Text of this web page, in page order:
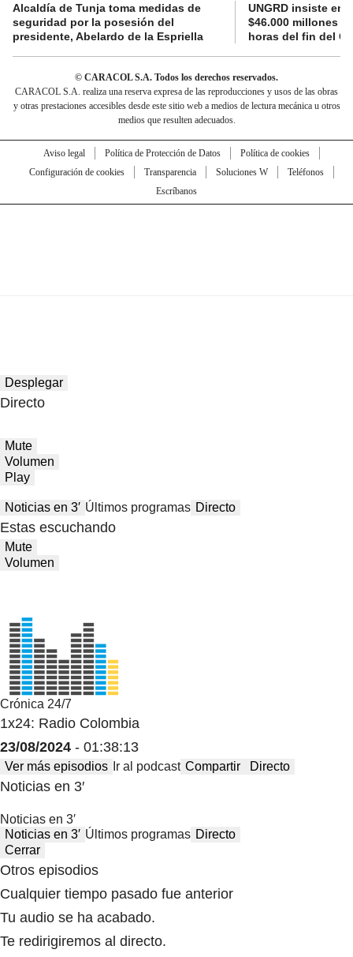
Alcaldía de Tunja toma medidas de
seguridad por la posesión del
presidente, Abelardo de la Espriella
UNGRD insiste en
$46.000 millones
horas del fin del
© CARACOL S.A. Todos los derechos reservados.
CARACOL S.A. realiza una reserva expresa de las reproducciones y usos de las obras
y otras prestaciones accesibles desde este sitio web a medios de lectura mecánica u otros
medios que resulten adecuados.
Aviso legal Política de Protección de Datos
Política de cookies
Configuración de cookies
Transparencia Soluciones W
Teléfonos
Escríbanos
Desplegar
Directo
Mute
Volumen
Play
Noticias en 3′ Últimos programas Directo
Estas escuchando
Mute
Volumen
Crónica 24/7
1x24: Radio Colombia
23/08/2024 - 01:38:13
Ver más episodios Ir al podcast Compartir Directo
Noticias en 3′
Noticias en 3′
Noticias en 3′ Últimos programas Directo
Cerrar
Otros episodios
Cualquier tiempo pasado fue anterior
Tu audio se ha acabado.
Te redirigiremos al directo.